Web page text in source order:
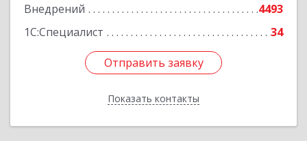
Внедрений
4493
1С:Специалист
34
Отправить заявку
Показать контакты
Отправить заявку
Назад